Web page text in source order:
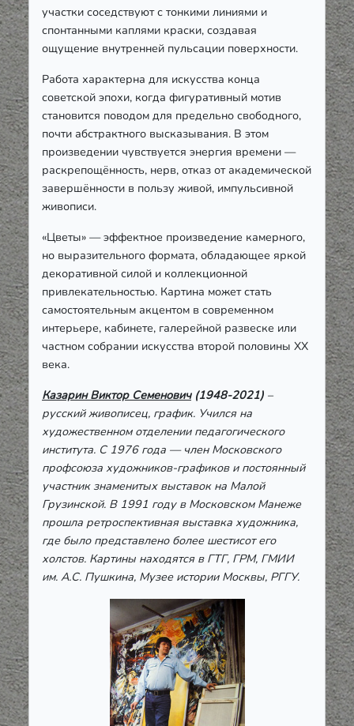
участки соседствуют с тонкими линиями и
спонтанными каплями краски, создавая
ощущение внутренней пульсации поверхности.
Работа характерна для искусства конца
советской эпохи, когда фигуративный мотив
становится поводом для предельно свободного,
почти абстрактного высказывания. В этом
произведении чувствуется энергия времени —
раскрепощённость, нерв, отказ от академической
завершённости в пользу живой, импульсивной
живописи.
«Цветы» — эффектное произведение камерного,
но выразительного формата, обладающее яркой
декоративной силой и коллекционной
привлекательностью. Картина может стать
самостоятельным акцентом в современном
интерьере, кабинете, галерейной развеске или
частном собрании искусства второй половины XX
века.
Казарин Виктор Семенович(1948-2021) –
русский живописец, график. Учился на
художественном отделении педагогического
института. С 1976 года — член Московского
профсоюза художников-графиков и постоянный
участник знаменитых выставок на Малой
Грузинской. В 1991 году в Московском Манеже
прошла ретроспективная выставка художника,
где было представлено более шестисот его
холстов. Картины находятся в ГТГ, ГРМ, ГМИИ
им. А.С. Пушкина, Музее истории Москвы, РГГУ.